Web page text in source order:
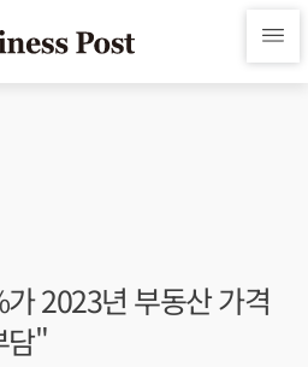
2023년 부동산 가격
담"